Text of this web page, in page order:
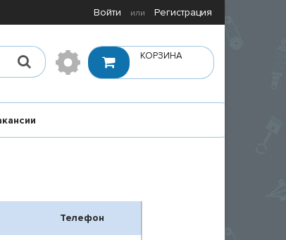
Войти или Регистрация
КОРЗИНА
Телефон